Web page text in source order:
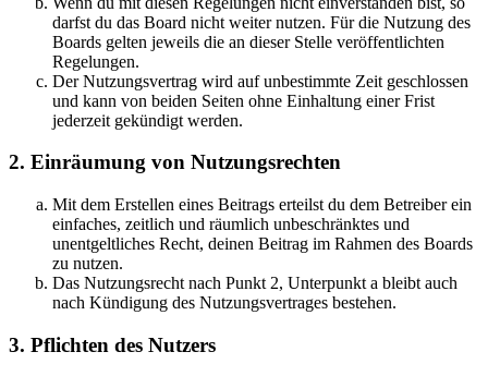
darfst du das Board nicht weiter nutzen. Für die Nutzung des
Boards gelten jeweils die an dieser Stelle veröffentlichten
Regelungen.
Der Nutzungsvertrag wird auf unbestimmte Zeit geschlossen
und kann von beiden Seiten ohne Einhaltung einer Frist
jederzeit gekündigt werden.
2. Einräumung von Nutzungsrechten
Mit dem Erstellen eines Beitrags erteilst du dem Betreiber ein
einfaches, zeitlich und räumlich unbeschränktes und
unentgeltliches Recht, deinen Beitrag im Rahmen des Boards
zu nutzen.
Das Nutzungsrecht nach Punkt 2, Unterpunkt a bleibt auch
nach Kündigung des Nutzungsvertrages bestehen.
3. Pflichten des Nutzers